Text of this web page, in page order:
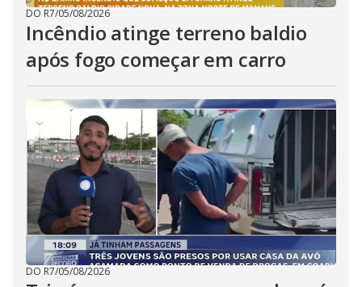
DO R7/05/08/2026
Incêndio atinge terreno baldio
após fogo começar em carro
DO R7/05/08/2026